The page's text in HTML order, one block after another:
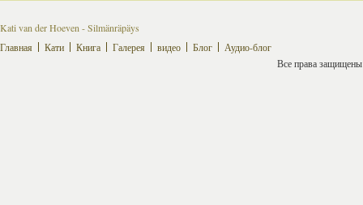
Kati van der Hoeven - Silmänräpäys
Главная
Кати Книга Галерея видео Блог
Аудио-блог
Все права